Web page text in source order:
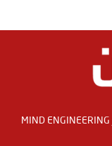
MIND ENGINEERING